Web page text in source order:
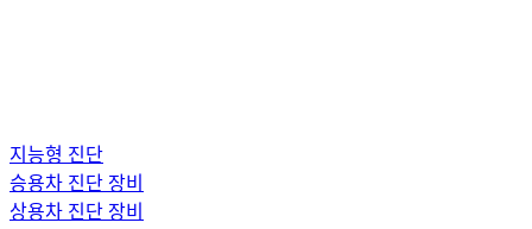
지능형 진단
승용차 진단 장비
상용차 진단 장비